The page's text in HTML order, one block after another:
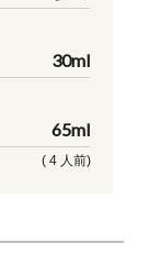
30ml
65ml
( 4 人前)